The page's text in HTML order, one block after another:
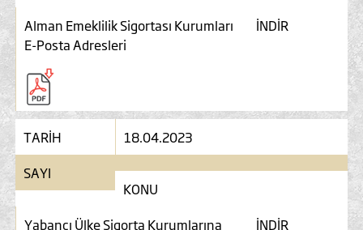
Alman Emeklilik Sigortası Kurumları
E-Posta Adresleri
İNDİR
TARİH
18.04.2023
SAYI
KONU
Yabancı Ülke Sigorta Kurumlarına
İNDİR